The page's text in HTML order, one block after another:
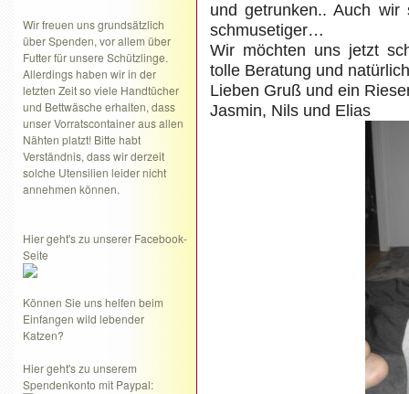
Wir freuen uns grundsätzlich
über Spenden, vor allem über
Futter für unsere Schützlinge.
Allerdings haben wir in der
letzten Zeit so viele Handtücher
und Bettwäsche erhalten, dass
unser Vorratscontainer aus allen
Nähten platzt! Bitte habt
Verständnis, dass wir derzeit
solche Utensilien leider nicht
annehmen können.
Hier geht's zu unserer Facebook-
Seite
Können Sie uns helfen beim
Einfangen wild lebender
Katzen?
Hier geht's zu unserem
Spendenkonto mit Paypal:
und getrunken.. Auch
schmusetiger…
Wir möchten uns jetzt
tolle Beratung und
Lieben Gruß und ein
Jasmin, Nils und Elias